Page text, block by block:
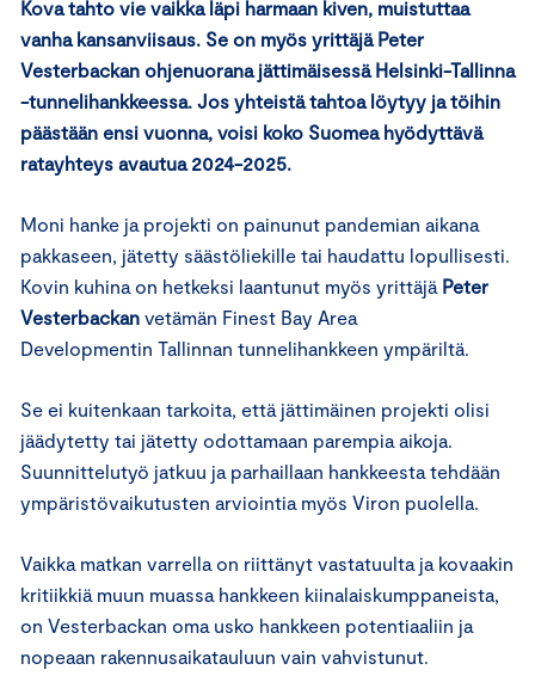
Kova tahto vie vaikka läpi harmaan kiven, muistuttaa
vanha kansanviisaus. Se on myös yrittäjä Peter
Vesterbackan ohjenuorana jättimäisessä Helsinki-Tallinna
-tunnelihankkeessa. Jos yhteistä tahtoa löytyy ja töihin
päästään ensi vuonna, voisi koko Suomea hyödyttävä
ratayhteys avautua 2024-2025.
Moni hanke ja projekti on painunut pandemian aikana
pakkaseen, jätetty säästöliekille tai haudattu lopullisesti.
Kovin kuhina on hetkeksi laantunut myös yrittäjä Peter
Vesterbackan vetämän Finest Bay Area
Developmentin Tallinnan tunnelihankkeen ympäriltä.
Se ei kuitenkaan tarkoita, että jättimäinen projekti olisi
jäädytetty tai jätetty odottamaan parempia aikoja.
Suunnittelutyö jatkuu ja parhaillaan hankkeesta tehdään
ympäristövaikutusten arviointia myös Viron puolella.
Vaikka matkan varrella on riittänyt vastatuulta ja kovaakin
kritiikkiä muun muassa hankkeen kiinalaiskumppaneista,
on Vesterbackan oma usko hankkeen potentiaaliin ja
nopeaan rakennusaikatauluun vain vahvistunut.